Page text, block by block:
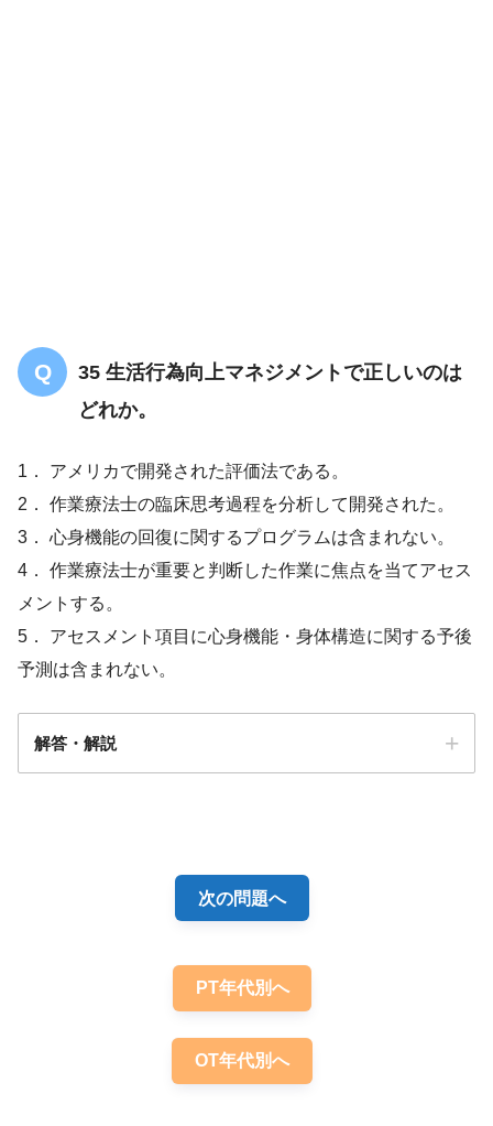
35 生活行為向上マネジメントで正しいのは
どれか。
1． アメリカで開発された評価法である。
2． 作業療法士の臨床思考過程を分析して開発された。
3． 心身機能の回復に関するプログラムは含まれない。
4． 作業療法士が重要と判断した作業に焦点を当てアセス
メントする。
5． アセスメント項目に心身機能・身体構造に関する予後
予測は含まれない。
解答・解説
次の問題へ
PT年代別へ
OT年代別へ